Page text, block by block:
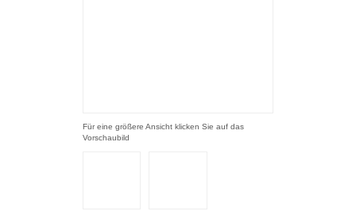
Für eine größere Ansicht klicken Sie auf das
Vorschaubild